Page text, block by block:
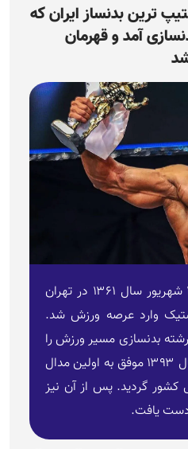
ترین بدنساز ایران که
آمد و قهرمان
محمد کاشانکی متولد ۲۹ شهریور سال ۱۳۶۱ در تهران
وارد عرصه ورزش شد.
سالگی با رشته بدنسازی مسیر ورزش را
ادامه داد. کاشانکی در سال ۱۳۹۳ موفق به اولین مدال
کشور گردید. پس از آن نیز
دست یافت.